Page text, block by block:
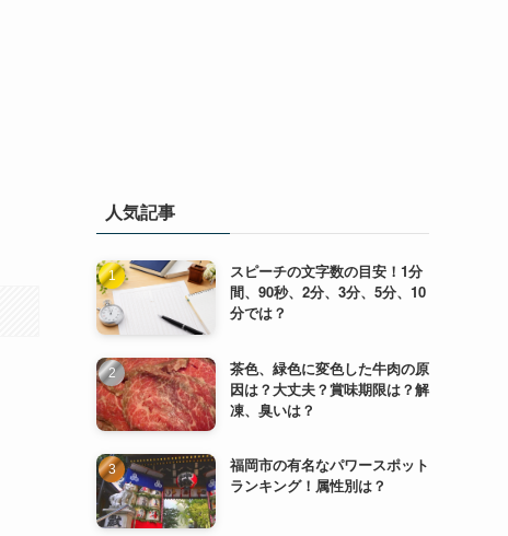
人気記事
スピーチの文字数の目安！1分
間、90秒、2分、3分、5分、10
分では？
茶色、緑色に変色した牛肉の原
因は？大丈夫？賞味期限は？解
凍、臭いは？
福岡市の有名なパワースポット
ランキング！属性別は？